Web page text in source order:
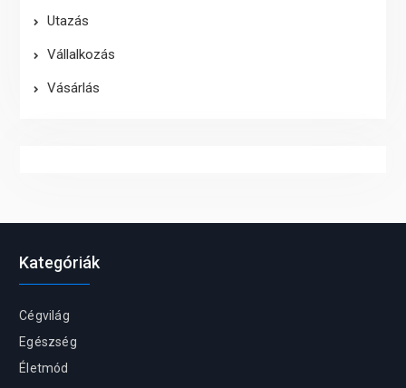
Utazás
Vállalkozás
Vásárlás
Kategóriák
Cégvilág
Egészség
Életmód